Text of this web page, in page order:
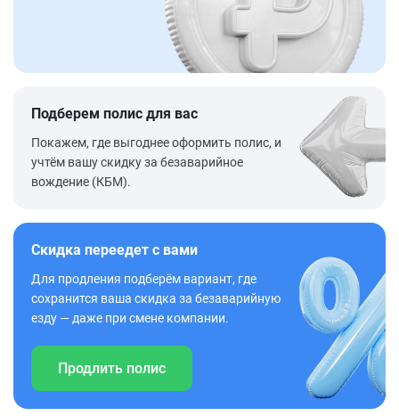
Подберем полис для вас
Покажем, где выгоднее оформить полис, и
учтём вашу скидку за безаварийное
вождение (КБМ).
Скидка переедет с вами
Для продления подберём вариант, где
сохранится ваша скидка за безаварийную
езду — даже при смене компании.
Продлить полис